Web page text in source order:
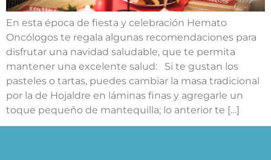
En esta época de fiesta y celebración Hemato
Oncólogos te regala algunas recomendaciones para
disfrutar una navidad saludable, que te permita
mantener una excelente salud: Si te gustan los
pasteles o tartas, puedes cambiar la masa tradicional
por la de Hojaldre en láminas finas y agregarle un
toque pequeño de mantequilla; lo anterior te […]